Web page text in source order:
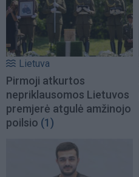
Lietuva
Pirmoji atkurtos
nepriklausomos Lietuvos
premjerė atgulė amžinojo
poilsio (1)